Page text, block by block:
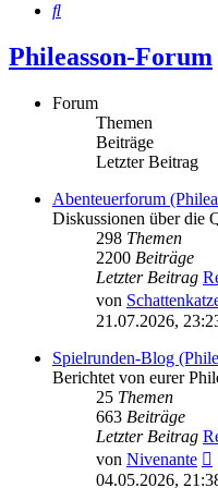
Suche
Phileasson-Forum
Forum
Themen
Beiträge
Letzter Beitrag
Abenteuerforum
Diskussionen über die
298 Themen
2200 Beiträge
Letzter Beitrag
von
21.07.2026,
Spielrunden-Blog
Berichtet von eurer
25 Themen
663 Beiträge
Letzter Beitrag
von Nivenante
04.05.2026,